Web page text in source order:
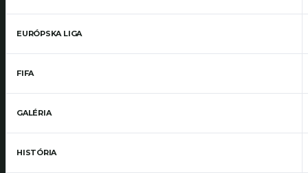
EURÓPSKA LIGA
FIFA
GALÉRIA
HISTÓRIA